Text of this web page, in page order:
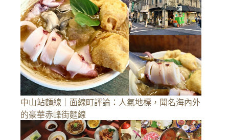
中山站麵線｜面線町評論：人氣地標，聞名海內外
的豪華赤峰街麵線